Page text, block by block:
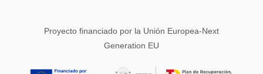
Proyecto financiado por la Unión Europea-Next
Generation EU